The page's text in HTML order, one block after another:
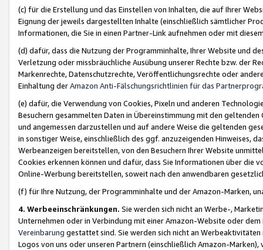
(c) für die Erstellung und das Einstellen von Inhalten, die auf Ihrer
Eignung der jeweils dargestellten Inhalte (einschließlich sämtlicher
Informationen, die Sie in einen Partner-Link aufnehmen oder mit
(d) dafür, dass die Nutzung der Programminhalte, Ihrer Website und
Verletzung oder missbräuchliche Ausübung unserer Rechte bzw. der
Markenrechte, Datenschutzrechte, Veröffentlichungsrechte oder
Einhaltung derAmazon Anti-Fälschungsrichtlinien für das
(e) dafür, die Verwendung von Cookies, Pixeln und anderen
Besuchern gesammelten Daten in Übereinstimmung mit den
und angemessen darzustellen und auf andere Weise die geltenden
in sonstiger Weise, einschließlich des ggf. anzuzeigenden Hinweises,
Werbeanzeigen bereitstellen, von den Besuchern Ihrer Website
Cookies erkennen können und dafür, dass Sie Informationen über die
Online-Werbung bereitstellen, soweit nach den anwendbaren
(f) für Ihre Nutzung, der Programminhalte und der Amazon-Marken,
4. Werbeeinschränkungen. Sie werden sich nicht an Werbe-,
Unternehmen oder in Verbindung mit einer Amazon-Website oder
Vereinbarung gestattet sind. Sie werden sich nicht an
Logos von uns oder unseren Partnern (einschließlich Amazon-